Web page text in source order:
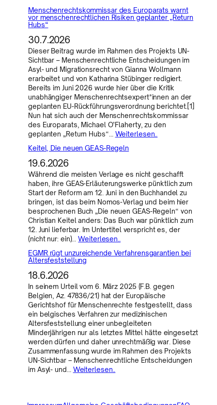
Menschenrechtskommissar des Europarats warnt
vor menschenrechtlichen Risiken geplanter „Return
Hubs“
30.7.2026
Dieser Beitrag wurde im Rahmen des Projekts UN-
Sichtbar – Menschenrechtliche Entscheidungen im
Asyl- und Migrationsrecht von Gianna Wollmann
erarbeitet und von Katharina Stübinger redigiert.
Bereits im Juni 2026 wurde hier über die Kritik
unabhängiger Menschenrechtsexpert*innen an der
geplanten EU-Rückführungsverordnung berichtet.[1]
Nun hat sich auch der Menschenrechtskommissar
des Europarats, Michael O’Flaherty, zu den
geplanten „Return Hubs“… Weiterlesen..
Keitel, Die neuen GEAS-Regeln
19.6.2026
Während die meisten Verlage es nicht geschafft
haben, ihre GEAS-Erläuterungswerke pünktlich zum
Start der Reform am 12. Juni in den Buchhandel zu
bringen, ist das beim Nomos-Verlag und beim hier
besprochenen Buch „Die neuen GEAS-Regeln“ von
Christian Keitel anders: Das Buch war pünktlich zum
12. Juni lieferbar. Im Untertitel verspricht es, der
(nicht nur: ein)…Weiterlesen..
EGMR rügt unzureichende Verfahrensgarantien bei
Altersfeststellung
18.6.2026
In seinem Urteil vom 6. März 2025 (F.B. gegen
Belgien, Az. 47836/21) hat der Europäische
Gerichtshof für Menschenrechte festgestellt, dass
ein belgisches Verfahren zur medizinischen
Altersfeststellung einer unbegleiteten
Minderjährigen nur als letztes Mittel hätte eingesetzt
werden dürfen und daher unrechtmäßig war. Diese
Zusammenfassung wurde im Rahmen des Projekts
UN-Sichtbar – Menschenrechtliche Entscheidungen
im Asyl- und… Weiterlesen..